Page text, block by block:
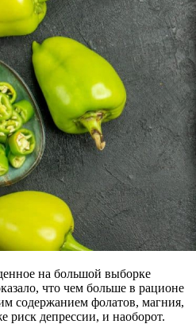
на большой выборке
что чем больше в рационе
содержанием фолатов, магния,
риск депрессии, и наоборот.